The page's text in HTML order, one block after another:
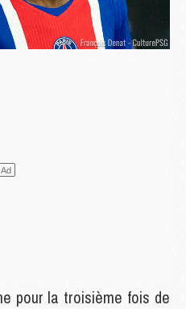
pour la troisième fois de